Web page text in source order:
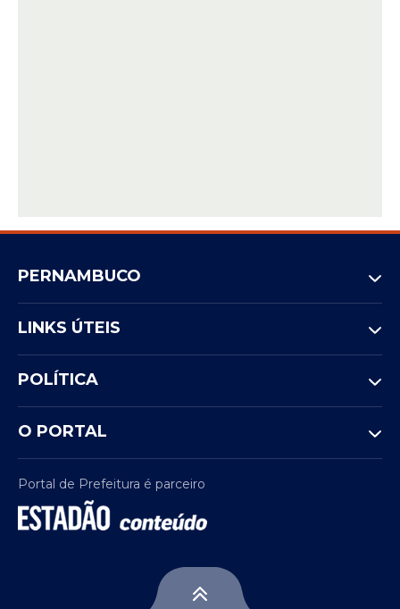
PERNAMBUCO
LINKS ÚTEIS
POLÍTICA
O PORTAL
Portal de Prefeitura é parceiro